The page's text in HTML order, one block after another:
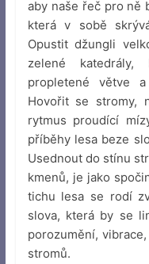
aby naše řeč pro ně
která v sobě
Opustit džungli
zelené
propletené větve
Hovořit se stromy,
rytmus proudící
příběhy lesa beze
Usednout do stínu
kmenů, je jako
tichu lesa se rodí
slova, která by se
porozumění,
stromů.